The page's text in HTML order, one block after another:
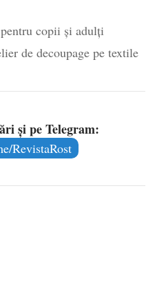
copii și adulți
de decoupage pe textile
și pe Telegram:
RevistaRost